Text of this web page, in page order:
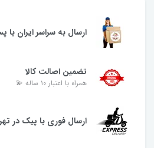
ارسال به سراسر ایران
تضمین اصالت کالا
همراه با اعتبار ۱۰ ساله 💫
ارسال فوری با پیک در